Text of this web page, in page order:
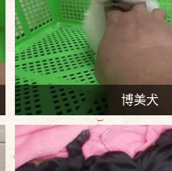
博美犬